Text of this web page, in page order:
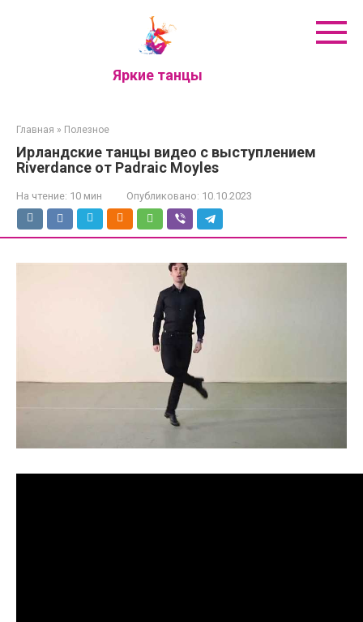
Яркие танцы
Главная » Полезное
Ирландские танцы видео с выступлением
Riverdance от Padraic Moyles
На чтение: 10 мин Опубликовано: 10.10.2023